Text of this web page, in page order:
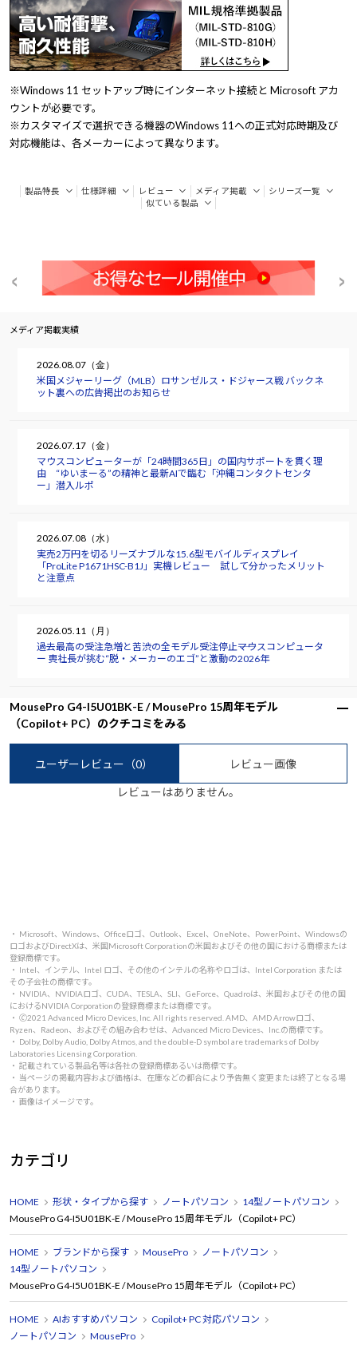
※Windows 11 セットアップ時にインターネット接続と Microsoft アカ
ウントが必要です。
※カスタマイズで選択できる機器のWindows 11への正式対応時期及び
対応機能は、各メーカーによって異なります。
製品特長 仕様詳細 レビュー メディア掲載
シリーズ一覧
似ている製品
メディア掲載実績
2026.08.07（金）
米国メジャーリーグ（MLB）ロサンゼルス・ドジャース戦 バックネ
ット裏への広告掲出のお知らせ
2026.07.17（金）
マウスコンピューターが「24時間365日」の国内サポートを貫く理
由 “ゆいまーる”の精神と最新AIで臨む「沖縄コンタクトセンタ
ー」潜入ルポ
2026.07.08（水）
実売2万円を切るリーズナブルな15.6型モバイルディスプレイ
「ProLite P1671HSC-B1J」実機レビュー 試して分かったメリット
と注意点
2026.05.11（月）
過去最高の受注急増と苦渋の全モデル受注停止――マウスコンピュータ
ー 軣社長が挑む“脱・メーカーのエゴ”と激動の2026年
MousePro G4-I5U01BK-E / MousePro 15周年モデル
（Copilot+ PC）のクチコミをみる
ユーザーレビュー （0） レビュー画像
レビューはありません。
・ Microsoft、Windows、Officeロゴ、Outlook、Excel、OneNote、PowerPoint、Windowsの
ロゴおよびDirectXは、米国Microsoft Corporationの米国およびその他の国における商標または
登録商標です。
・ Intel、インテル、Intel ロゴ、その他のインテルの名称やロゴは、Intel Corporation または
その子会社の商標です。
・ NVIDIA、NVIDIAロゴ、CUDA、TESLA、SLI、GeForce、Quadroは、米国およびその他の国
におけるNVIDIA Corporationの登録商標または商標です。
・ 🄫2021 Advanced Micro Devices, Inc. All rights reserved. AMD、AMD Arrowロゴ、
Ryzen、Radeon、およびその組み合わせは、Advanced Micro Devices、Inc.の商標です。
・ Dolby, Dolby Audio, Dolby Atmos, and the double-D symbol are trademarks of Dolby
Laboratories Licensing Corporation.
・ 記載されている製品名等は各社の登録商標あるいは商標です。
・ 当ページの掲載内容および価格は、在庫などの都合により予告無く変更または終了となる場
合があります。
・ 画像はイメージです。
カテゴリ
HOME 形状・タイプから探す ノートパソコン
14型ノートパソコン
MousePro G4-I5U01BK-E / MousePro 15周年モデル（Copilot+ PC）
HOME ブランドから探す MousePro
ノートパソコン
14型ノートパソコン
MousePro G4-I5U01BK-E / MousePro 15周年モデル（Copilot+ PC）
HOME AIおすすめパソコン
Copilot+ PC 対応パソコン
ノートパソコン
MousePro